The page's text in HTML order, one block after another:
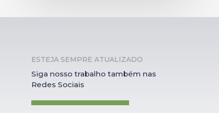
ESTEJA SEMPRE ATUALIZADO
Siga nosso trabalho também nas
Redes Sociais